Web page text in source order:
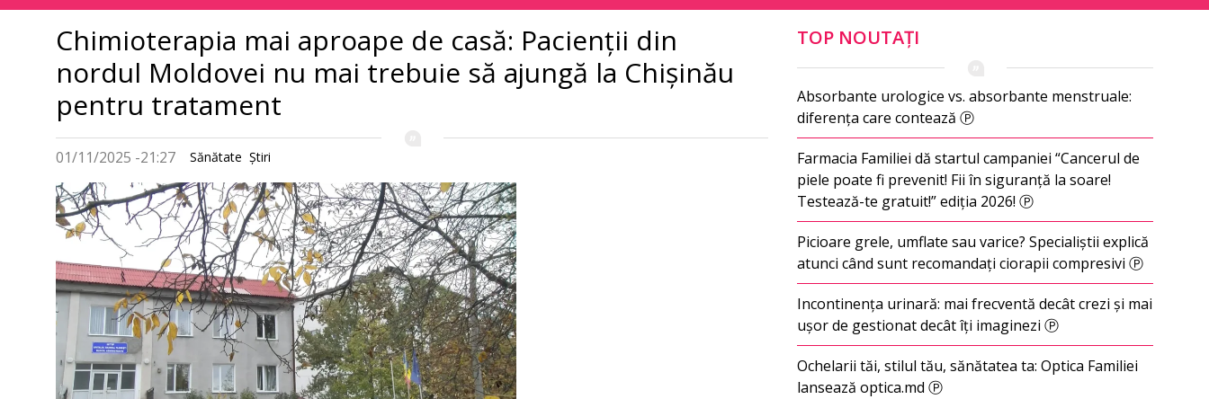
principală
Chimioterapia mai aproape de casă: Pacienții din
nordul Moldovei nu mai trebuie să ajungă la Chișinău
pentru tratament
01/11/2025 -21:27 Sănătate Ştiri
Imagine
TOP NOUTAȚI
Absorbante urologice vs. absorbante menstruale:
diferența care contează Ⓟ
Farmacia Familiei dă startul campaniei “Cancerul de
piele poate fi prevenit! Fii în siguranță la soare!
Testează-te gratuit!” ediția 2026! Ⓟ
Picioare grele, umflate sau varice? Specialiștii explică
atunci când sunt recomandați ciorapii compresivi Ⓟ
Incontinența urinară: mai frecventă decât crezi și mai
ușor de gestionat decât îți imaginezi Ⓟ
Ochelarii tăi, stilul tău, sănătatea ta: Optica Familiei
lansează optica.md Ⓟ